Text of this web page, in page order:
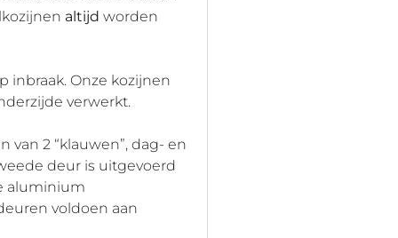
altijd worden
inbraak. Onze kozijnen
verwerkt.
2 “klauwen”, dag- en
deur is uitgevoerd
aluminium
voldoen aan